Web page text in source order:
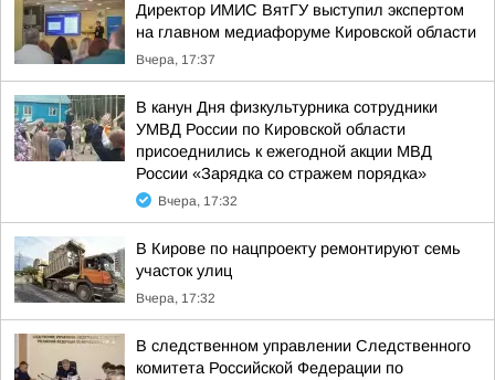
Директор ИМИС ВятГУ выступил экспертом
на главном медиафоруме Кировской области
Вчера, 17:37
В канун Дня физкультурника сотрудники
УМВД России по Кировской области
присоеднились к ежегодной акции МВД
России «Зарядка со стражем порядка»
Вчера, 17:32
В Кирове по нацпроекту ремонтируют семь
участок улиц
Вчера, 17:32
В следственном управлении Следственного
комитета Российской Федерации по